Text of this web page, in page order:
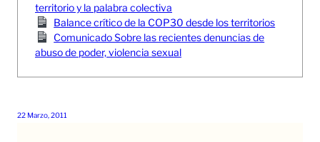
territorio y la palabra colectiva
Balance crítico de la COP30 desde los territorios
Comunicado Sobre las recientes denuncias de
abuso de poder, violencia sexual
22 Marzo, 2011